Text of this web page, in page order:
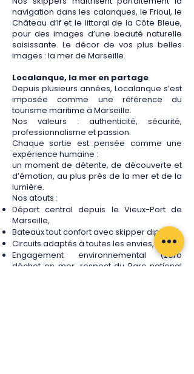
navigation dans les calanques, le Frioul, le
Château d’If et le littoral de la Côte Bleue,
pour des images d’une beauté naturelle
saisissante. Le décor de vos plus belles
images : la mer de Marseille.
Localanque, la mer en partage
Depuis plusieurs années, Localanque s’est
imposée comme une référence du
tourisme maritime à Marseille.
Nos valeurs : authenticité, sécurité,
professionnalisme et passion.
Chaque sortie est pensée comme une
expérience humaine :
un moment de détente, de découverte et
d’émotion, au plus près de la mer et de la
lumière.
Nos atouts :
Départ central depuis le Vieux-Port de
Marseille,
Bateaux tout confort avec skipper diplômé,
Circuits adaptés à toutes les envies,
Engagement environnemental (zéro
déchet en mer, respect du Parc national